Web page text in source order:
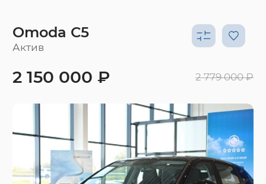
Omoda C5
Актив
2 150 000 ₽ 2 779 000 ₽